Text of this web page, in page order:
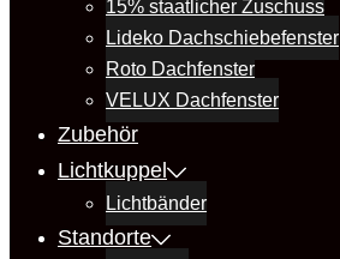
15% staatlicher Zuschuss
Lideko Dachschiebefenster
Roto Dachfenster
VELUX Dachfenster
Zubehör
Lichtkuppel
Lichtbänder
Standorte